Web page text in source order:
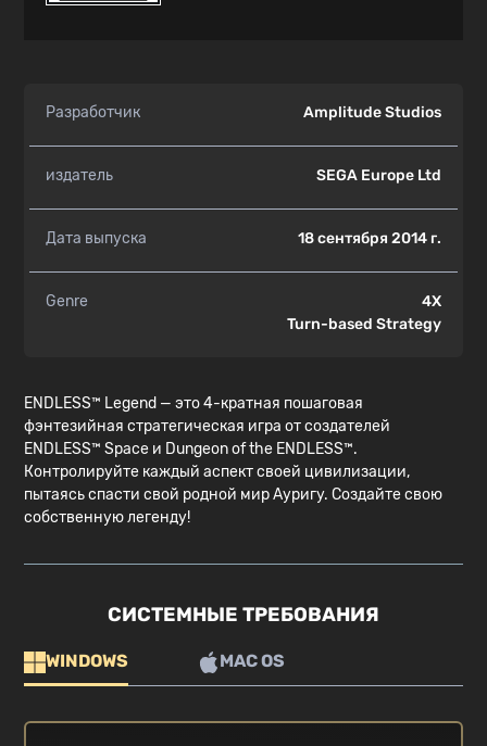
Разработчик Amplitude Studios
издатель SEGA Europe Ltd
Дата выпуска 18 сентября 2014 г.
Genre
4X
Turn-based Strategy
ENDLESS™ Legend — это 4-кратная пошаговая
фэнтезийная стратегическая игра от создателей
ENDLESS™ Space и Dungeon of the ENDLESS™.
Контролируйте каждый аспект своей цивилизации,
пытаясь спасти свой родной мир Ауригу. Создайте свою
собственную легенду!
СИСТЕМНЫЕ ТРЕБОВАНИЯ
WINDOWS MAC OS